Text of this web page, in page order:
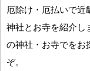
厄除け・厄払いで
神社とお寺を紹介し
の神社・お寺でをお
ぞ。